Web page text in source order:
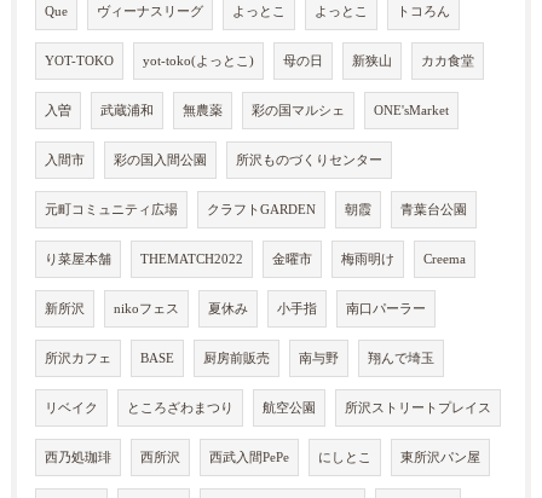
Que ヴィーナスリーグ よっとこ よっとこ トコろん
YOT-TOKO yot-toko(よっとこ) 母の日 新狭山 カカ食堂
入曽 武蔵浦和 無農薬 彩の国マルシェ ONE'sMarket
入間市 彩の国入間公園 所沢ものづくりセンター
元町コミュニティ広場 クラフトGARDEN 朝霞 青葉台公園
り菜屋本舗 THEMATCH2022 金曜市 梅雨明け Creema
新所沢 nikoフェス 夏休み 小手指 南口パーラー
所沢カフェ BASE 厨房前販売 南与野 翔んで埼玉
リベイク ところざわまつり 航空公園 所沢ストリートプレイス
西乃処珈琲 西所沢 西武入間PePe にしとこ 東所沢パン屋